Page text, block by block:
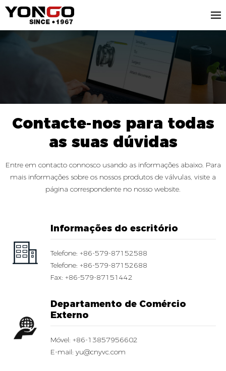
Contacte-nos para todas
as suas dúvidas
Entre em contacto connosco usando as informações abaixo. Para
mais informações sobre os nossos produtos de válvulas, visite a
página correspondente no nosso website.
Informações do escritório
Telefone: +86-579-87152588
Telefone: +86-579-87152688
Fax: +86-579-87151442
Departamento de Comércio
Externo
Móvel: +86-13857956602
E-mail: yu@cnyvc.com